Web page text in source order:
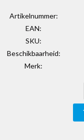
Artikelnummer:
EAN:
SKU:
Beschikbaarheid:
Merk: